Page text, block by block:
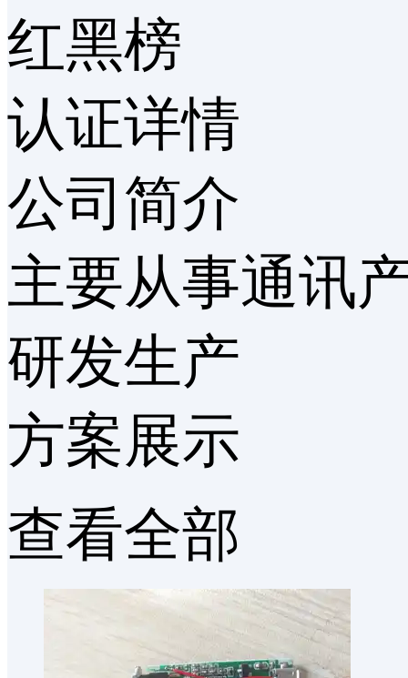
小冰智能工作室
青铜会员
保证金
雇佣TA 联系服务商
红黑榜
认证详情
公司简介
主要从事通讯
研发生产
方案展示
查看全部